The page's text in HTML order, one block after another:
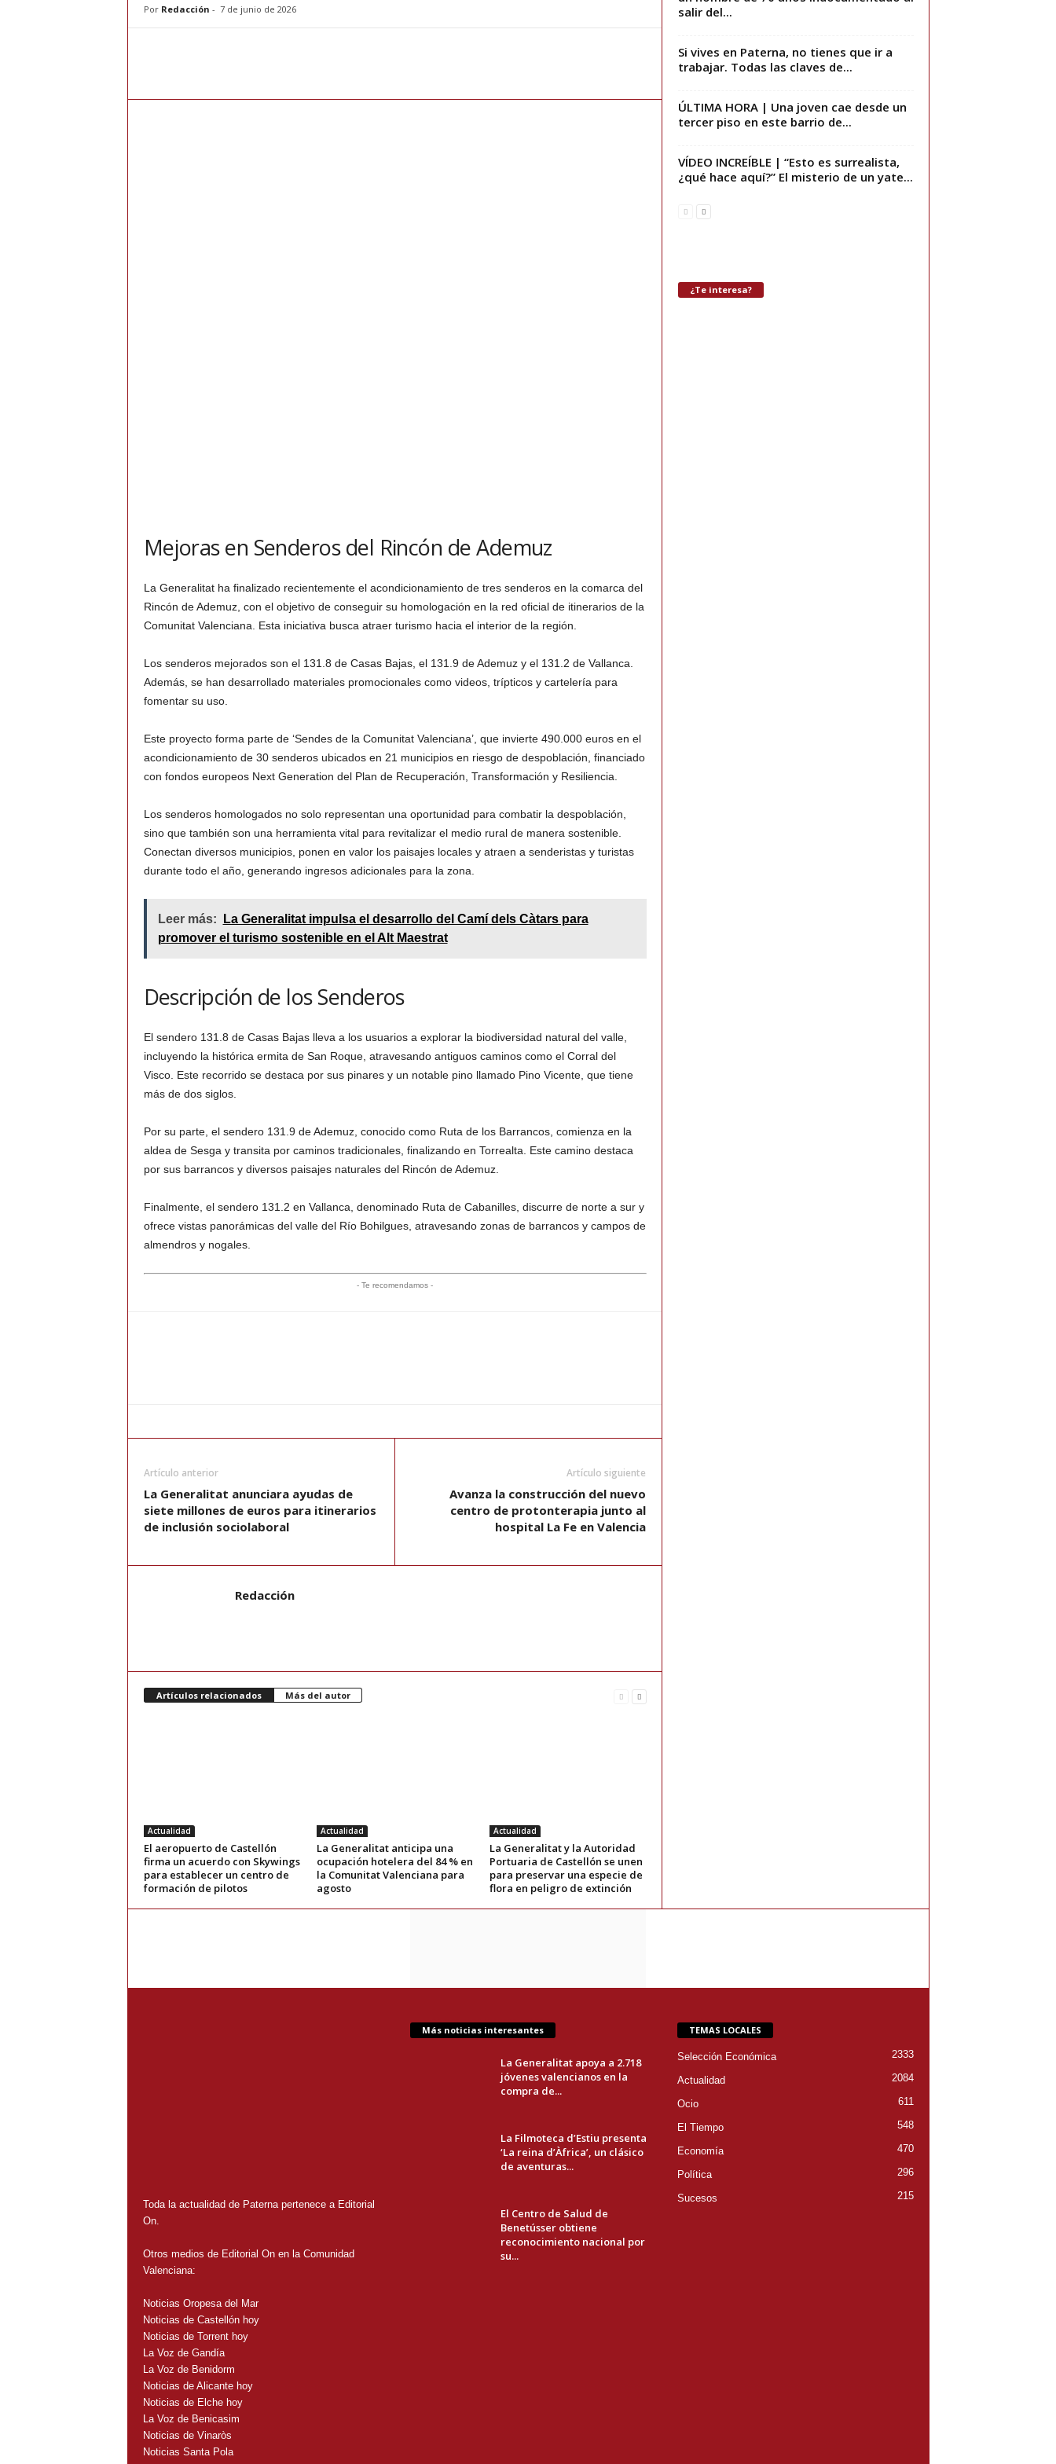
Por Redacción - 7 de junio de 2026
Mejoras en Senderos del Rincón de Ademuz
La Generalitat ha finalizado recientemente el acondicionamiento de tres senderos en la comarca del
Rincón de Ademuz, con el objetivo de conseguir su homologación en la red oficial de itinerarios de la
Comunitat Valenciana. Esta iniciativa busca atraer turismo hacia el interior de la región.
Los senderos mejorados son el 131.8 de Casas Bajas, el 131.9 de Ademuz y el 131.2 de Vallanca.
Además, se han desarrollado materiales promocionales como videos, trípticos y cartelería para
fomentar su uso.
Este proyecto forma parte de ‘Sendes de la Comunitat Valenciana’, que invierte 490.000 euros en el
acondicionamiento de 30 senderos ubicados en 21 municipios en riesgo de despoblación, financiado
con fondos europeos Next Generation del Plan de Recuperación, Transformación y Resiliencia.
Los senderos homologados no solo representan una oportunidad para combatir la despoblación,
sino que también son una herramienta vital para revitalizar el medio rural de manera sostenible.
Conectan diversos municipios, ponen en valor los paisajes locales y atraen a senderistas y turistas
durante todo el año, generando ingresos adicionales para la zona.
Leer más:
La Generalitat impulsa el desarrollo del Camí dels Càtars para
promover el turismo sostenible en el Alt Maestrat
Descripción de los Senderos
El sendero 131.8 de Casas Bajas lleva a los usuarios a explorar la biodiversidad natural del valle,
incluyendo la histórica ermita de San Roque, atravesando antiguos caminos como el Corral del
Visco. Este recorrido se destaca por sus pinares y un notable pino llamado Pino Vicente, que tiene
más de dos siglos.
Por su parte, el sendero 131.9 de Ademuz, conocido como Ruta de los Barrancos, comienza en la
aldea de Sesga y transita por caminos tradicionales, finalizando en Torrealta. Este camino destaca
por sus barrancos y diversos paisajes naturales del Rincón de Ademuz.
Finalmente, el sendero 131.2 en Vallanca, denominado Ruta de Cabanilles, discurre de norte a sur y
ofrece vistas panorámicas del valle del Río Bohilgues, atravesando zonas de barrancos y campos de
almendros y nogales.
- Te recomendamos -
Artículo anterior
La Generalitat anunciara ayudas de
siete millones de euros para itinerarios
de inclusión sociolaboral
Artículo siguiente
Avanza la construcción del nuevo
centro de protonterapia junto al
hospital La Fe en Valencia
Redacción
Artículos relacionados Más del autor
Actualidad
El aeropuerto de Castellón
firma un acuerdo con Skywings
para establecer un centro de
formación de pilotos
Actualidad
La Generalitat anticipa una
ocupación hotelera del 84 % en
la Comunitat Valenciana para
agosto
Actualidad
La Generalitat y la Autoridad
Portuaria de Castellón se unen
para preservar una especie de
flora en peligro de extinción
salir del...
Si vives en Paterna, no tienes que ir a
trabajar. Todas las claves de...
ÚLTIMA HORA | Una joven cae desde un
tercer piso en este barrio de...
VÍDEO INCREÍBLE | “Esto es surrealista,
¿qué hace aquí?” El misterio de un yate...
¿Te interesa?
Toda la actualidad de Paterna pertenece a Editorial
On.
Otros medios de Editorial On en la Comunidad
Valenciana:
Noticias Oropesa del Mar
Noticias de Castellón hoy
Noticias de Torrent hoy
La Voz de Gandía
La Voz de Benidorm
Noticias de Alicante hoy
Noticias de Elche hoy
La Voz de Benicasim
Noticias de Vinaròs
Noticias Santa Pola
Más noticias interesantes
La Generalitat apoya a 2.718
jóvenes valencianos en la
compra de...
La Filmoteca d’Estiu presenta
‘La reina d’Àfrica’, un clásico
de aventuras...
El Centro de Salud de
Benetússer obtiene
reconocimiento nacional por
su...
TEMAS LOCALES
Selección Económica 2333
Actualidad 2084
Ocio 611
El Tiempo 548
Economía 470
Política 296
Sucesos 215